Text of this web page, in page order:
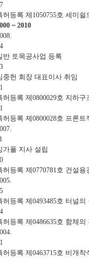
허등록 제1050755호 세미쉴
~ 2010
반 토목공사업 등록
중헌 회장 대표이사 취임
허등록 제0800029호 지하구
허등록 제0800028호 프론
가폴 지사 설립
허등록 제0770781호 건설
허등록 제0493485호 터널의
허등록 제0486635호 함체의
허등록 제0463715호 비개